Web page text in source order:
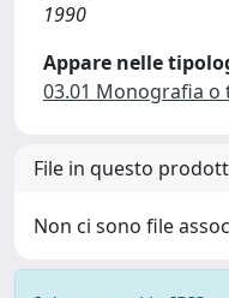
1990
Appare nelle
03.01 Monografia
File in questo
Non ci sono file